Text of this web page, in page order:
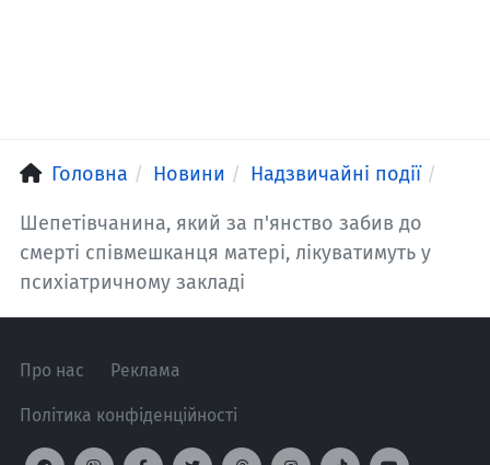
Головна Новини Надзвичайні події
Шепетівчанина, який за п'янство забив до
смерті співмешканця матері, лікуватимуть у
психіатричному закладі
Про нас Реклама
Політика конфіденційності